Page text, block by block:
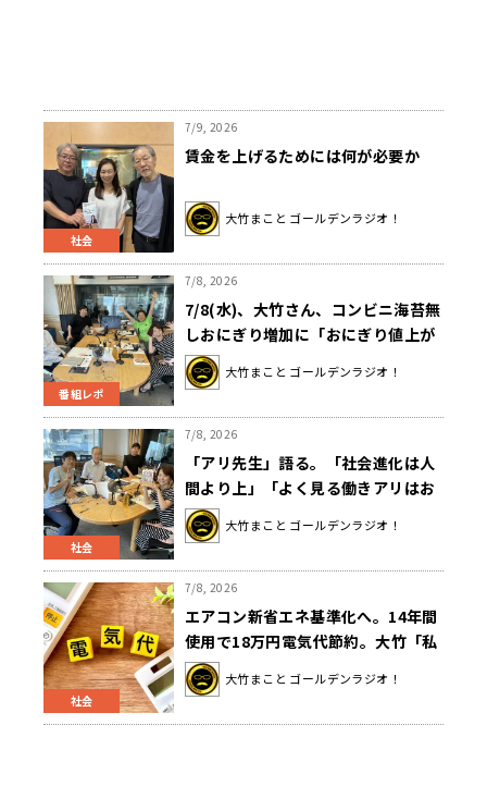
社会
7/9, 2026
賃金を上げるためには何が必要か
大竹まこと ゴールデンラジオ！
番組レポ
7/8, 2026
7/8(水)、大竹さん、コンビニ海苔無
しおにぎり増加に「おにぎり値上が
り実感」＆ホテルのモーニングビュ
ッフェ…どう食べる？
大竹まこと ゴールデンラジオ！
社会
7/8, 2026
「アリ先生」語る。「社会進化は人
間より上」「よく見る働きアリはお
ばあちゃん」
大竹まこと ゴールデンラジオ！
社会
7/8, 2026
エアコン新省エネ基準化へ。14年間
使用で18万円電気代節約。大竹「私
今77歳。77歳で14年？」
大竹まこと ゴールデンラジオ！